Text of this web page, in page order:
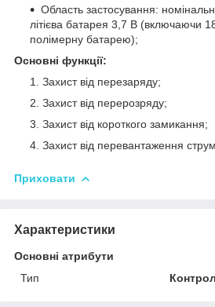
Область застосування:
літієва батарея 3,7 В (включаючи
полімерну батарею);
Основні функції:
Захист від перезаряду;
Захист від перерозряду;
Захист від короткого замикання;
Захист від перевантаження
Приховати
Характеристики
Основні атрибути
Тип